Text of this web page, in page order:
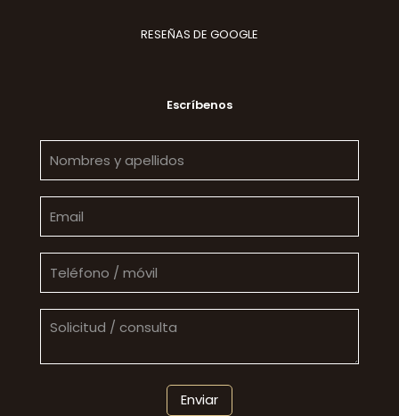
RESEÑAS DE GOOGLE
Escríbenos